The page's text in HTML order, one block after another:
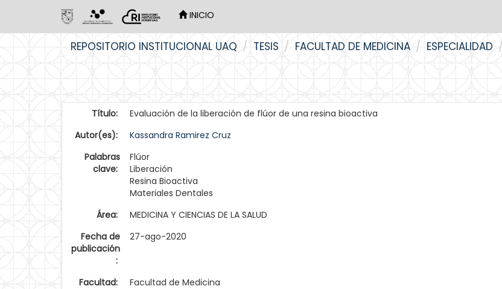
INICIO
REPOSITORIO INSTITUCIONAL UAQ TESIS FACULTAD DE MEDICINA ESPECIALIDAD
Título:
Evaluación de la liberación de flúor de una resina bioactiva
Autor(es):
Kassandra Ramirez Cruz
Palabras
clave:
Flúor
Liberación
Resina Bioactiva
Materiales Dentales
Área:
MEDICINA Y CIENCIAS DE LA SALUD
Fecha de
publicación
:
27-ago-2020
Facultad:
Facultad de Medicina